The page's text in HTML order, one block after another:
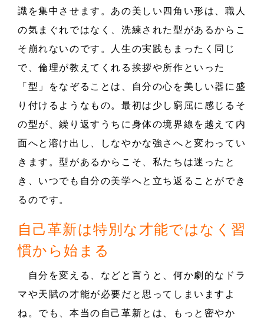
識を集中させます。あの美しい四角い形は、職人
の気まぐれではなく、洗練された型があるからこ
そ崩れないのです。人生の実践もまったく同じ
で、倫理が教えてくれる挨拶や所作といった
「型」をなぞることは、自分の心を美しい器に盛
り付けるようなもの。最初は少し窮屈に感じるそ
の型が、繰り返すうちに身体の境界線を越えて内
面へと溶け出し、しなやかな強さへと変わってい
きます。型があるからこそ、私たちは迷ったと
き、いつでも自分の美学へと立ち返ることができ
るのです。
自己革新は特別な才能ではなく習
慣から始まる
自分を変える、などと言うと、何か劇的なドラ
マや天賦の才能が必要だと思ってしまいますよ
ね。でも、本当の自己革新とは、もっと密やか